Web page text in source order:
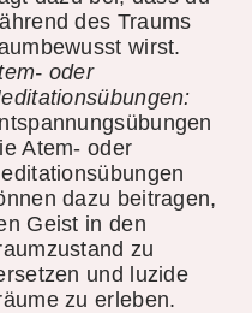
des Traums
wirst.
oder
Atem- oder
dazu beitragen,
Geist in den
zu
und luzide
zu erleben.